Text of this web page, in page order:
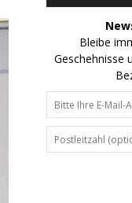
Bleibe
Geschehnisse